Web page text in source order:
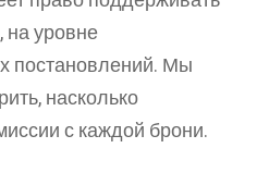
уровне
постановлений. Мы
насколько
с каждой брони.